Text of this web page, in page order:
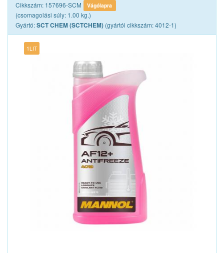
Cikkszám: 157696-SCM Vágólapra
(csomagolási súly: 1.00 kg.)
Gyártó:SCT CHEM (SCTCHEM) (gyártói cikkszám: 4012-1)
1LIT